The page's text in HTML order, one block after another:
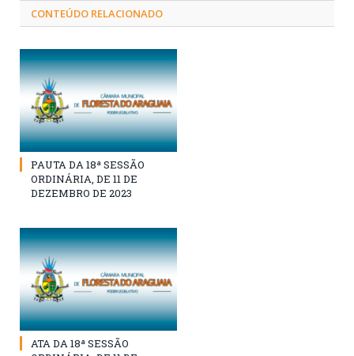
CONTEÚDO RELACIONADO
PAUTA DA 18ª SESSÃO
ORDINÁRIA, DE 11 DE
DEZEMBRO DE 2023
ATA DA 18ª SESSÃO